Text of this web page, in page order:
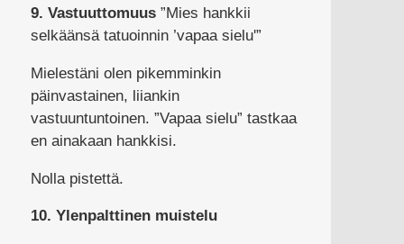
9. Vastuuttomuus ”Mies hankkii
selkäänsä tatuoinnin ’vapaa sielu'”
Mielestäni olen pikemminkin
päinvastainen, liiankin
vastuuntuntoinen. ”Vapaa sielu” tastkaa
en ainakaan hankkisi.
Nolla pistettä.
10. Ylenpalttinen muistelu